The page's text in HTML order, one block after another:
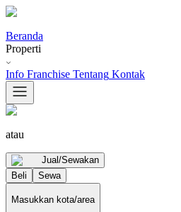
Beranda
Properti
Info Franchise Tentang Kontak
atau
Jual/Sewakan
Beli
Sewa
Masukkan kota/area